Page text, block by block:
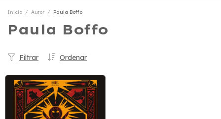
Inicio / Autor / Paula Boffo
Paula Boffo
Ordenar
Filtrar